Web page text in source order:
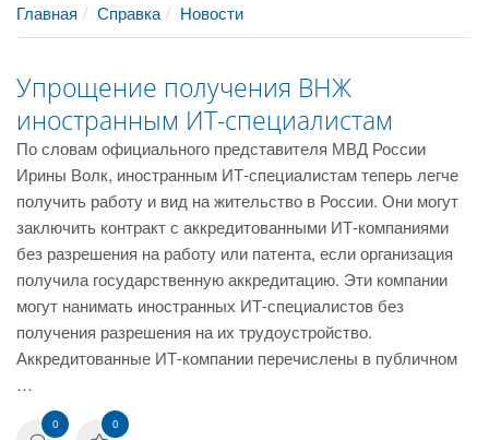
Главная Справка Новости
Упрощение получения ВНЖ
иностранным ИТ-специалистам
По словам официального представителя МВД России
Ирины Волк, иностранным ИТ-специалистам теперь легче
получить работу и вид на жительство в России. Они могут
заключить контракт с аккредитованными ИТ-компаниями
без разрешения на работу или патента, если организация
получила государственную аккредитацию. Эти компании
могут нанимать иностранных ИТ-специалистов без
получения разрешения на их трудоустройство.
Аккредитованные ИТ-компании перечислены в публичном
…
0 0